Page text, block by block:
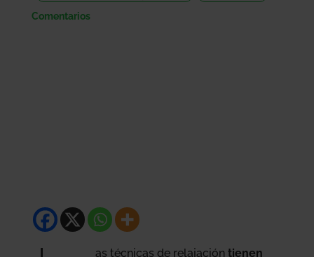
Comentarios
as técnicas de relajacióntienen